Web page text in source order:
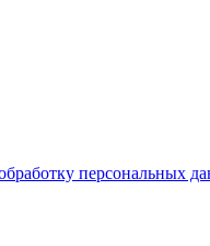
персональных